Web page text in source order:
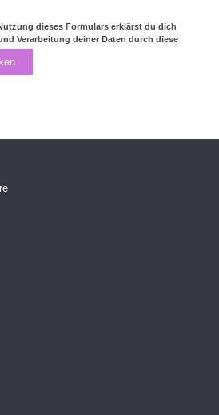
dieses Formulars erklärst du dich
Verarbeitung deiner Daten durch diese